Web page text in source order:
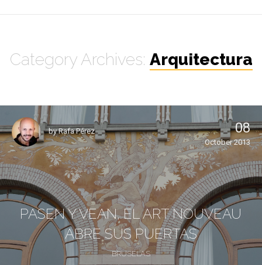
Category Archives: Arquitectura
byRafa Pérez 08
October 2013
PASEN Y VEAN, EL ART NOUVEAU
ABRE SUS PUERTAS
BRUSELAS